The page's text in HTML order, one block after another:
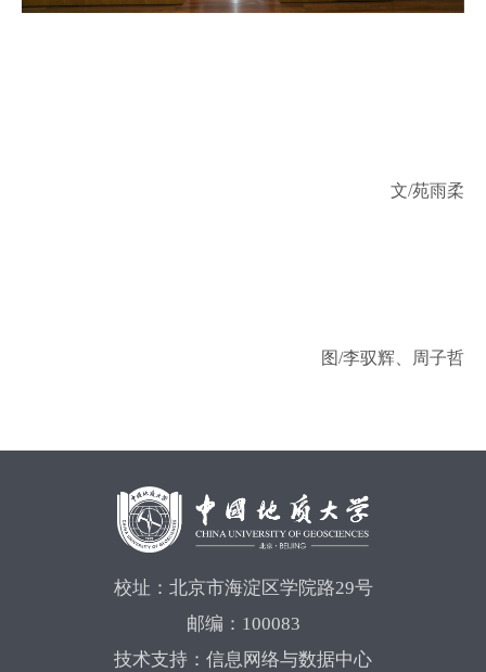
文/苑雨柔
图/李驭辉、周子哲
校址：北京市海淀区学院路29号
邮编：100083
技术支持：信息网络与数据中心